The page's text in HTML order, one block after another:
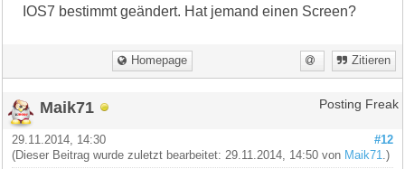
IOS7 bestimmt geändert. Hat jemand einen Screen?
Homepage Zitieren
Maik71 Posting Freak
#12
29.11.2014, 14:30
(Dieser Beitrag wurde zuletzt bearbeitet: 29.11.2014, 14:50 von Maik71 .)